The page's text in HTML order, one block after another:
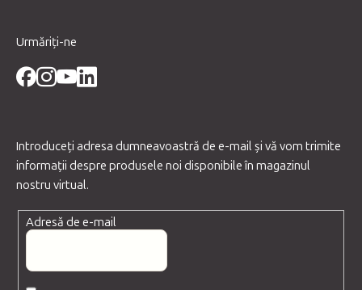
Urmăriți-ne
Introduceţi adresa dumneavoastră de e-mail şi vă vom trimite
informaţii despre produsele noi disponibile în magazinul
nostru virtual.
Adresă de e-mail